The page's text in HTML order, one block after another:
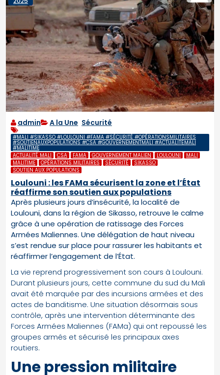
admin A la Une Sécurité
#MALI #SIKASSO #LOULOUNI #FAMA #SÉCURITÉ #OPÉRATIONSMILITAIRES
#SOUTIENAUXPOPULATIONS #CSA #GOUVERNEMENTMALI #ACTUALITÉMALI
#MALITIME
ACTUALITÉ MALI
CSA FAMA GOUVERNEMENT MALIEN LOULOUNI
MALI
MALITIME
OPÉRATIONS MILITAIRES SÉCURITÉ
SIKASSO
SOUTIEN AUX POPULATIONS
Loulouni : les FAMa sécurisent la zone et l’État
réaffirme son soutien aux populations
Après plusieurs jours d’insécurité, la localité de
Loulouni, dans la région de Sikasso, retrouve le calme
grâce à une opération de ratissage des Forces
Armées Maliennes. Une délégation de haut niveau
s’est rendue sur place pour rassurer les habitants et
réaffirmer l’engagement de l’État.
La vie reprend progressivement son cours à Loulouni.
Durant plusieurs jours, cette commune du sud du Mali
avait été marquée par des incursions armées et des
actes de banditisme. Une situation désormais sous
contrôle, après une intervention déterminante des
Forces Armées Maliennes (FAMa) qui ont repoussé les
groupes armés et sécurisé les principaux axes
routiers.
Une pression militaire